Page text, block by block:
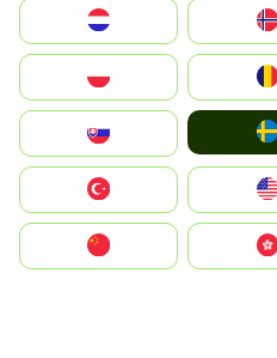
United States
中國香港特別行政區